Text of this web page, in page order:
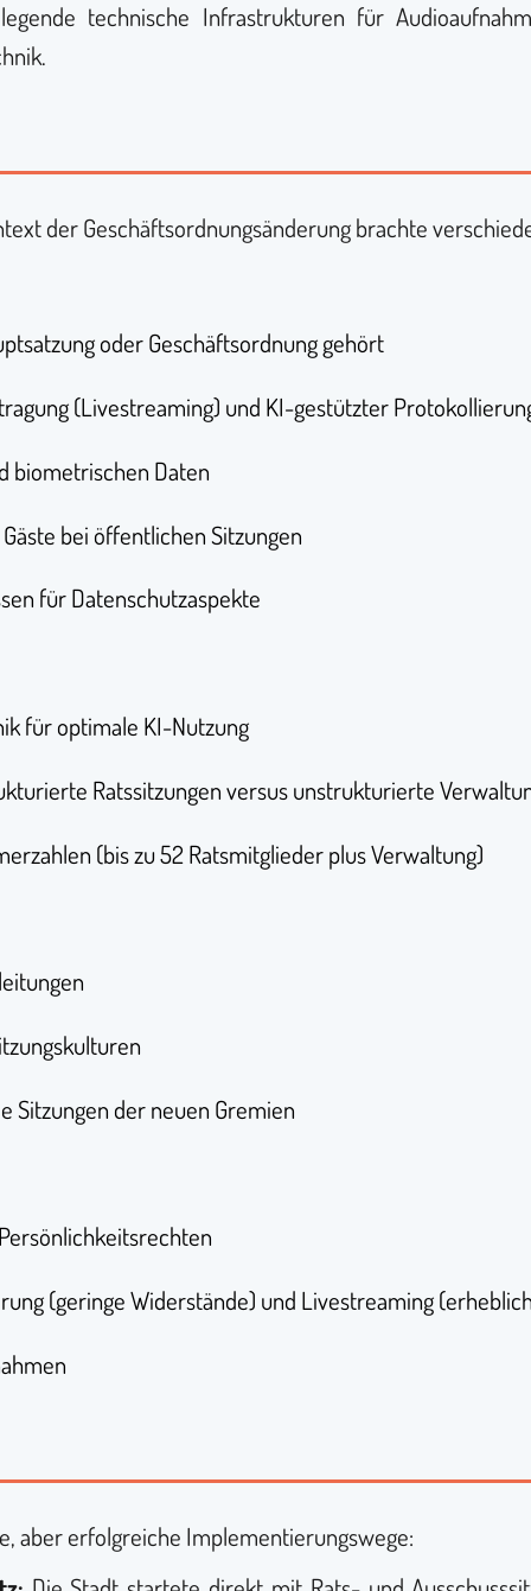
technische Infrastrukturen für
der Geschäftsordnungsänderung brachte
oder Geschäftsordnung gehört
(Livestreaming) und KI-gestützter
biometrischen Daten
bei öffentlichen Sitzungen
für Datenschutzaspekte
für optimale KI-Nutzung
Ratssitzungen versus unstrukturierte
(bis zu 52 Ratsmitglieder plus Verwaltung)
Sitzungen der neuen Gremien
(geringe Widerstände) und Livestreaming
aber erfolgreiche Implementierungswege: